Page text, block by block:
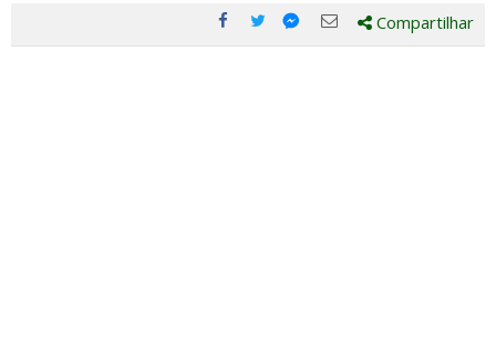
Compartilhe
Compartilhe
Compartilhe
Compartilhe
Compartilhar